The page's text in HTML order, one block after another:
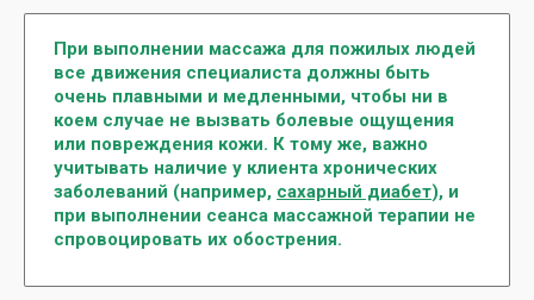
При выполнении массажа для пожилых людей
все движения специалиста должны быть
очень плавными и медленными, чтобы ни в
коем случае не вызвать болевые ощущения
или повреждения кожи. К тому же, важно
учитывать наличие у клиента хронических
заболеваний (например, сахарный диабет), и
при выполнении сеанса массажной терапии не
спровоцировать их обострения.